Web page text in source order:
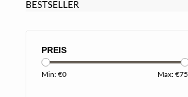
PREIS
Min: €0 Max: €75
BESTSELLER